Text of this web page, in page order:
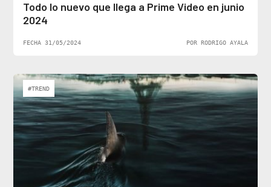
Todo lo nuevo que llega a Prime Video en junio
2024
FECHA 31/05/2024 POR RODRIGO AYALA
#TREND